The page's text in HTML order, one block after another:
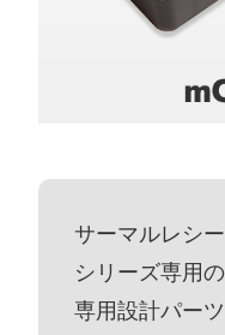
サーマルレシ
シリーズ専用
専用設計パー